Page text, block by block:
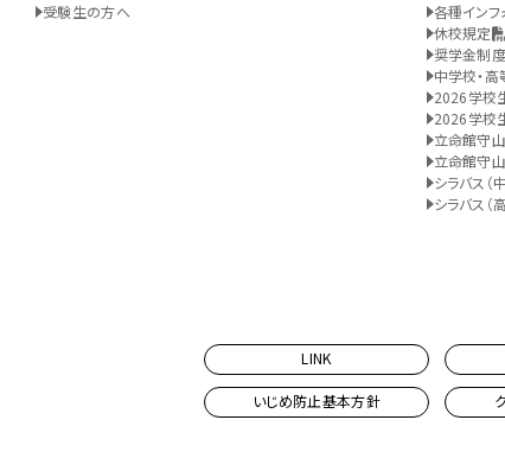
受験生の方へ
各種インフ
休校規定
奨学金制
中学校・
2026学校
2026学校
立命館守
立命館守
シラバス（
シラバス（
LINK
いじめ防止基本方針